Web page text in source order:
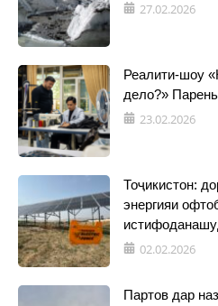
27.02.2026
Реалити-шоу
дело?»
23.02.2026
Тоҷикистон:
энергияи
02.02.2026
Партов дар